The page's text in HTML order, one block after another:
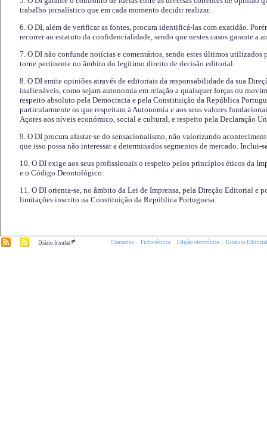
trabalho jornalístico que em cada momento decidir realizar.
6. O DI, além de verificar as fontes, procura identificá-las com exatidão.
recorrer ao estatuto da confidencialidade, sendo que nestes casos garante a
7. O DI não confunde notícias e comentários, sendo estes últimos utilizados
torne pertinente no âmbito do legítimo direito de decisão editorial.
8. O DI emite opiniões através de editoriais da responsabilidade da sua
inalienáveis, como sejam autonomia em relação a quaisquer forças ou
respeito absoluto pela Democracia e pela Constituição da República
particularmente os que respeitam à Autonomia e aos seus valores
Açores aos níveis económico, social e cultural, e respeito pela Declaração
9. O DI procura afastar-se do sensacionalismo, não valorizando
que isso possa não interessar a determinados segmentos de mercado.
10. O DI exige aos seus profissionais o respeito pelos princípios éticos da
e o Código Deontológico.
11. O DI orienta-se, no âmbito da Lei de Imprensa, pela Direção Editorial e
limitações inscrito na Constituição da República Portuguesa.
Diário Insular.pt Contactos Ficha técnica Edição electrónica Estatuto Editorial